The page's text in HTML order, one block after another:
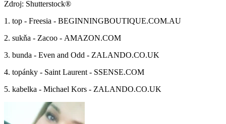
Zdroj: Shutterstock®
1. top - Freesia - BEGINNINGBOUTIQUE.COM.AU
2. sukňa - Zacoo - AMAZON.COM
3. bunda - Even and Odd - ZALANDO.CO.UK
4. topánky - Saint Laurent - SSENSE.COM
5. kabelka - Michael Kors - ZALANDO.CO.UK